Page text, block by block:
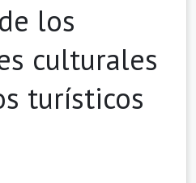
los
culturales
turísticos